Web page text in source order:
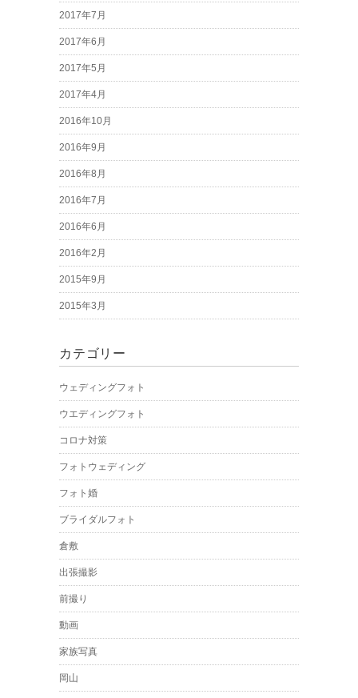
2017年7月
2017年6月
2017年5月
2017年4月
2016年10月
2016年9月
2016年8月
2016年7月
2016年6月
2016年2月
2015年9月
2015年3月
カテゴリー
ウェディングフォト
ウエディングフォト
コロナ対策
フォトウェディング
フォト婚
ブライダルフォト
倉敷
出張撮影
前撮り
動画
家族写真
岡山